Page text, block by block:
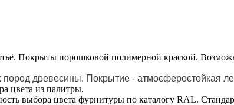
Покрыты порошковой полимерной краской.
пород древесины. Покрытие - атмосферостойкая
цвета из палитры.
выбора цвета фурнитуры по каталогу RAL.